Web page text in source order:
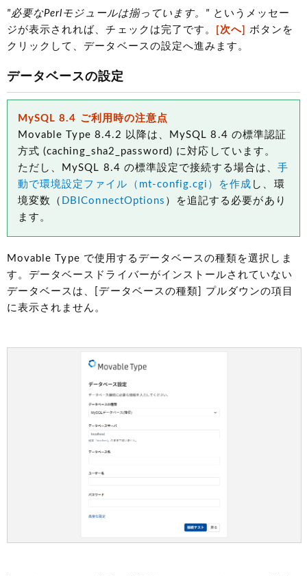
"必要なPerlモジュールは揃っています。" というメッセー
ジが表示されれば、チェックは完了です。
[次へ] ボタンを
クリックして、データベースの設定へ進みます。
データベースの設定
MySQL 8.4 ご利用時の注意点
Movable Type 8.4.2 以降は、MySQL 8.4 の標準認証
方式 (caching_sha2_password) に対応しています。
ただし、MySQL 8.4 の標準設定で接続する場合は、手
動で環境設定ファイル（mt-config.cgi）を作成 し、環
境変数（ DBIConnectOptions ）を追記する必要があり
ます。
Movable Type で使用するデータベースの種類を選択しま
す。データベースドライバーがインストールされていない
データベースは、[データベースの種類] プルダウンの項目
に表示されません。